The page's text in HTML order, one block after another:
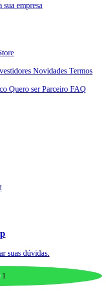
sua empresa
Novidades Termos
Quero ser Parceiro FAQ
suas dúvidas.
1